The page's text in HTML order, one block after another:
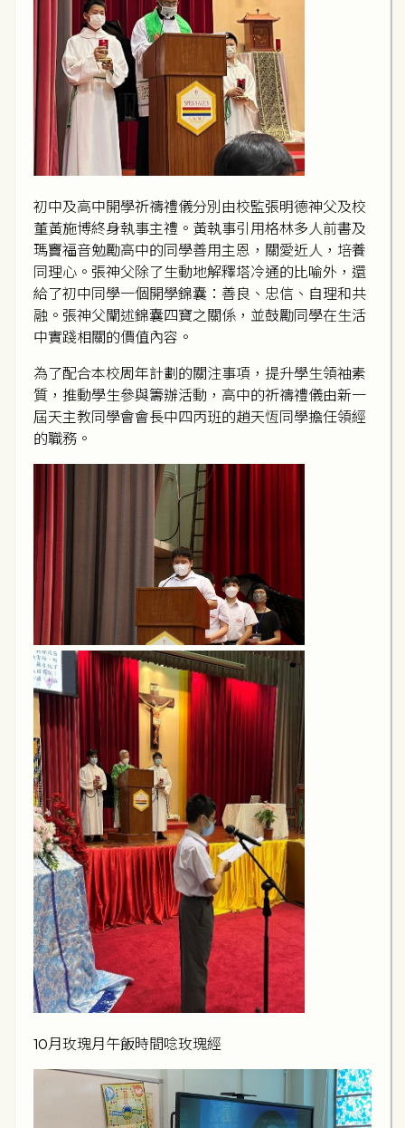
初中及高中開學祈禱禮儀分別由校監張明德神父及校
董黃施博終身執事主禮。黃執事引用格林多人前書及
瑪竇福音勉勵高中的同學善用主恩，關愛近人，培養
同理心。張神父除了生動地解釋塔冷通的比喻外，還
給了初中同學一個開學錦囊：善良、忠信、自理和共
融。張神父闡述錦囊四寶之關係，並鼓勵同學在生活
中實踐相關的價值內容。
為了配合本校周年計劃的關注事項，提升學生領袖素
質，推動學生參與籌辦活動，高中的祈禱禮儀由新一
屆天主教同學會會長中四丙班的趙天恆同學擔任領經
的職務。
10月玫瑰月午飯時間唸玫瑰經